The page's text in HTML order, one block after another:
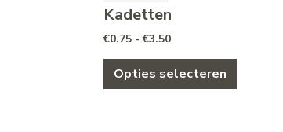
Kadetten
€0.75 - €3.50Prijsklasse: €0.75 tot
Opties selecteren Dit